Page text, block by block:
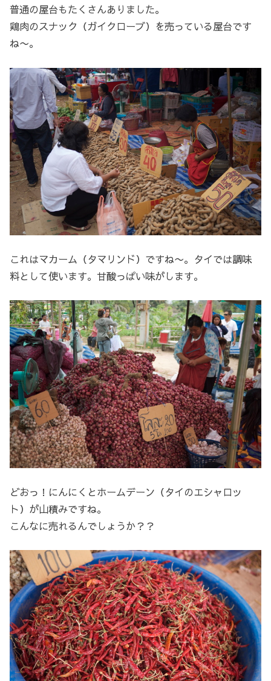
普通の屋台もたくさんありました。
鶏肉のスナック（ガイクローブ）を売っている屋台です
ね〜。
これはマカーム（タマリンド）ですね〜。タイでは調味
料として使います。甘酸っぱい味がします。
どおっ！にんにくとホームデーン（タイのエシャロッ
ト）が山積みですね。
こんなに売れるんでしょうか？？